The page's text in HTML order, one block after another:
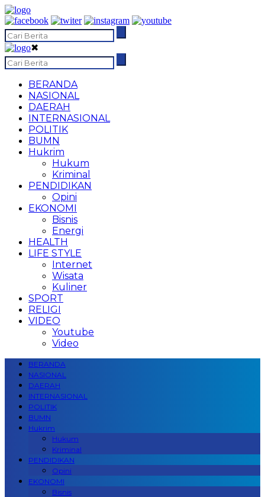
✖
BERANDA
NASIONAL
DAERAH
INTERNASIONAL
POLITIK
BUMN
Hukrim
Hukum
Kriminal
PENDIDIKAN
Opini
EKONOMI
Bisnis
Energi
HEALTH
LIFE STYLE
Internet
Wisata
Kuliner
SPORT
RELIGI
VIDEO
Youtube
Video
BERANDA
NASIONAL
DAERAH
INTERNASIONAL
POLITIK
BUMN
Hukrim
Hukum
Kriminal
PENDIDIKAN
Opini
EKONOMI
Bisnis